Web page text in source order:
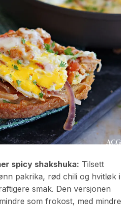
spicy shakshuka: Tilsett
pakrika, rød chili og hvitløk i
smak. Den versjonen
som frokost, med mindre